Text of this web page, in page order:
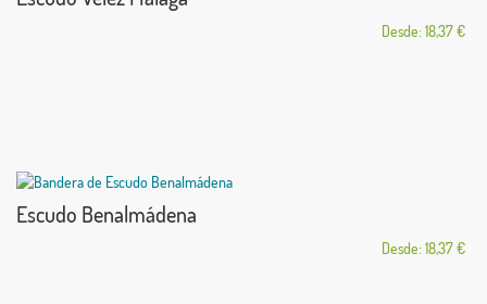
Desde: 18,37 €
Escudo Benalmádena
Desde: 18,37 €